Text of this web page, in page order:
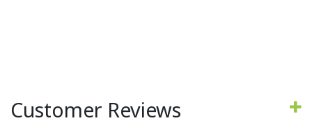
Customer Reviews